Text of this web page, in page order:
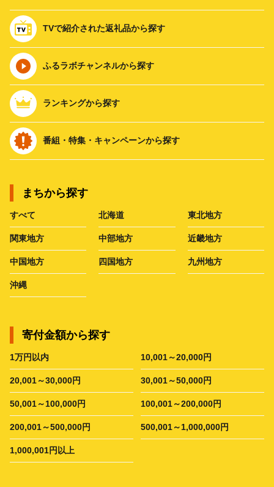
TVで紹介された返礼品から探す
ふるラボチャンネルから探す
ランキングから探す
番組・特集・キャンペーンから探す
まちから探す
すべて 北海道 東北地方
関東地方 中部地方 近畿地方
中国地方 四国地方 九州地方
沖縄
寄付金額から探す
1万円以内 10,001～20,000円
20,001～30,000円 30,001～50,000円
50,001～100,000円 100,001～200,000円
200,001～500,000円 500,001～1,000,000円
1,000,001円以上